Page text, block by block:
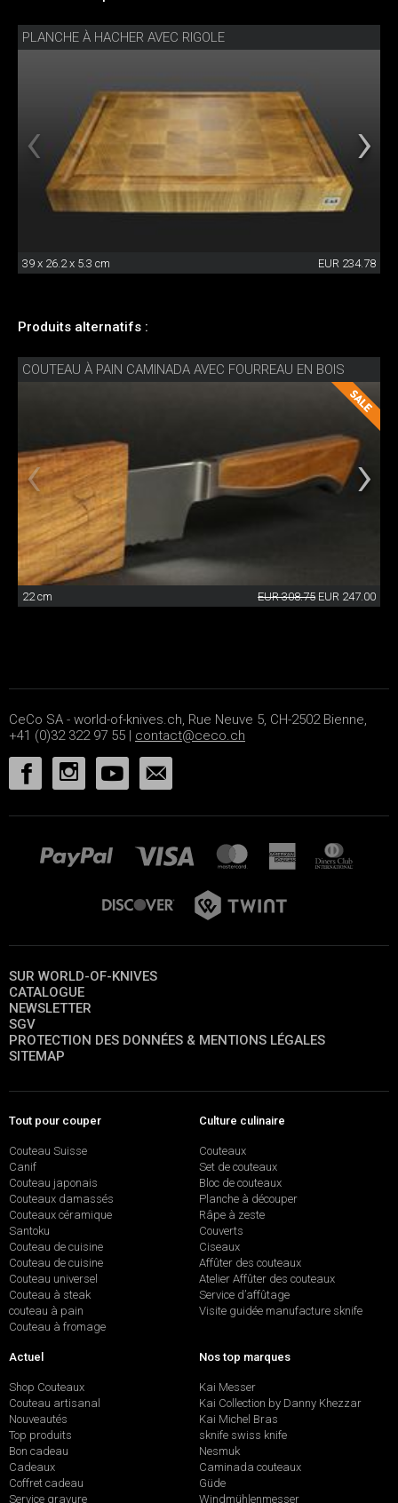
PLANCHE À HACHER AVEC RIGOLE
39 x 26.2 x 5.3 cm EUR 234.78
Produits alternatifs :
COUTEAU À PAIN CAMINADA AVEC FOURREAU EN BOIS
22 cm EUR 308.75 EUR 247.00
CeCo SA - world-of-knives.ch, Rue Neuve 5, CH-2502 Bienne,
+41 (0)32 322 97 55 | contact@ceco.ch
SUR WORLD-OF-KNIVES
CATALOGUE
NEWSLETTER
SGV
PROTECTION DES DONNÉES & MENTIONS LÉGALES
SITEMAP
Tout pour couper
Couteau Suisse
Canif
Couteau japonais
Couteaux damassés
Couteaux céramique
Santoku
Couteau de cuisine
Couteau de cuisine
Couteau universel
Couteau à steak
couteau à pain
Couteau à fromage
Culture culinaire
Couteaux
Set de couteaux
Bloc de couteaux
Planche à découper
Râpe à zeste
Couverts
Ciseaux
Affûter des couteaux
Atelier Affûter des couteaux
Service d’affûtage
Visite guidée manufacture sknife
Actuel
Shop Couteaux
Couteau artisanal
Nouveautés
Top produits
Bon cadeau
Cadeaux
Coffret cadeau
Service gravure
Nos top marques
Kai Messer
Kai Collection by Danny Khezzar
Kai Michel Bras
sknife swiss knife
Nesmuk
Caminada couteaux
Güde
Windmühlenmesser